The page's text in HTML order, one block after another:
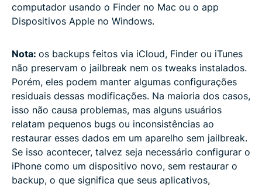
computador usando o Finder no Mac ou o app
Dispositivos Apple no Windows.
Nota: os backups feitos via iCloud, Finder ou iTunes
não preservam o jailbreak nem os tweaks instalados.
Porém, eles podem manter algumas configurações
residuais dessas modificações. Na maioria dos casos,
isso não causa problemas, mas alguns usuários
relatam pequenos bugs ou inconsistências ao
restaurar esses dados em um aparelho sem jailbreak.
Se isso acontecer, talvez seja necessário configurar o
iPhone como um dispositivo novo, sem restaurar o
backup, o que significa que seus aplicativos,